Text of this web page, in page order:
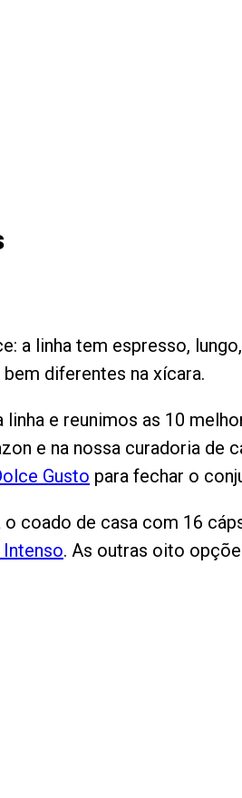
a linha tem espresso,
diferentes na xícara.
e reunimos as 10
e na nossa curadoria de
Gusto para fechar o
coado de casa com 16
. As outras oito